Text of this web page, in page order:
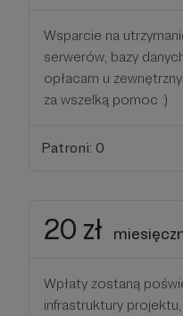
Wsparcie na
serwerów, bazy
opłacam u
za wszelką pomoc :)
Patroni: 0
20 zł
Wpłaty zostaną
infrastruktury